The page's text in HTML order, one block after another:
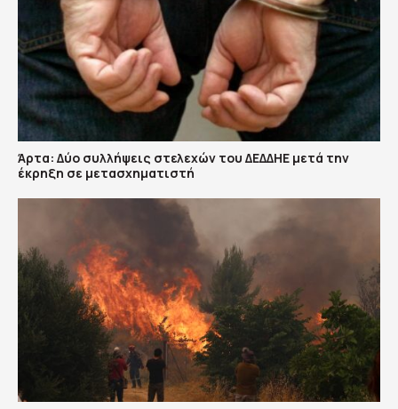
Άρτα: Δύο συλλήψεις στελεχών του ΔΕΔΔΗΕ μετά την
έκρηξη σε μετασχηματιστή